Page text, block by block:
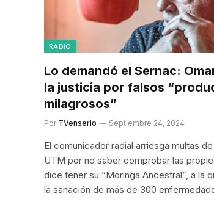
RADIO
Lo demandó el Sernac:
la justicia por falsos
milagrosos”
Por TVenserio Septiembre 24, 2024
El comunicador radial arriesga multas
UTM por no saber comprobar las
dice tener su “Moringa Ancestral”, a la
la sanación de más de 300